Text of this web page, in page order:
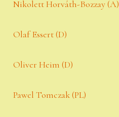
Nikolett Horváth-Bozzay (A)
Olaf Essert (D)
Oliver Heim (D)
Pawel Tomczak (PL)